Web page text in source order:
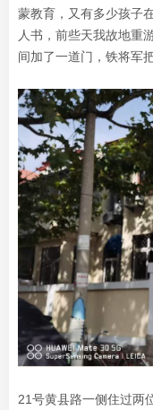
蒙教育，又有多少孩子
人书，前些天我故地重
间加了一道门，铁将军
21号黄县路一侧住过两